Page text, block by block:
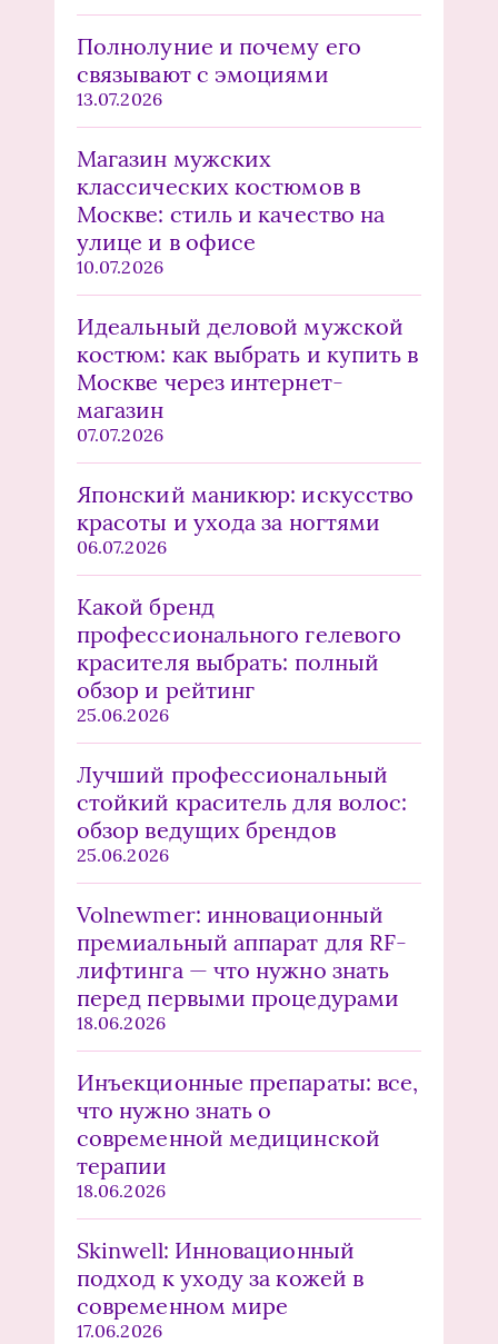
Полнолуние и почему его
связывают с эмоциями
13.07.2026
Магазин мужских
классических костюмов в
Москве: стиль и качество на
улице и в офисе
10.07.2026
Идеальный деловой мужской
костюм: как выбрать и купить в
Москве через интернет-
магазин
07.07.2026
Японский маникюр: искусство
красоты и ухода за ногтями
06.07.2026
Какой бренд
профессионального гелевого
красителя выбрать: полный
обзор и рейтинг
25.06.2026
Лучший профессиональный
стойкий краситель для волос:
обзор ведущих брендов
25.06.2026
Volnewmer: инновационный
премиальный аппарат для RF-
лифтинга — что нужно знать
перед первыми процедурами
18.06.2026
Инъекционные препараты: все,
что нужно знать о
современной медицинской
терапии
18.06.2026
Skinwell: Инновационный
подход к уходу за кожей в
современном мире
17.06.2026